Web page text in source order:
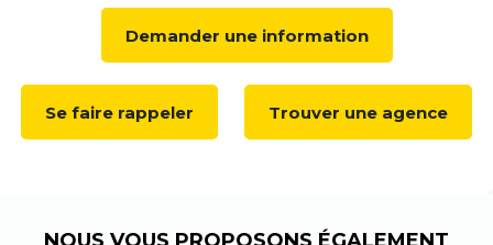
Demander une information
Se faire rappeler Trouver une agence